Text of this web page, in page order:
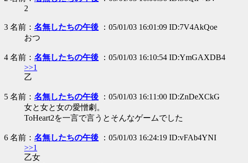
2
3 名前： 名無したちの午後 ：05/01/03 16:01:09 ID:7V4AkQoe
おつ
4 名前： 名無したちの午後 ：05/01/03 16:10:54 ID:YmGAXDB4
>>1
乙
5 名前： 名無したちの午後 ：05/01/03 16:11:00 ID:ZnDeXCkG
女と女と女の愛憎劇。
ToHeart2を一言で言うとそんなゲームでした
6 名前： 名無したちの午後 ：05/01/03 16:24:19 ID:vFAb4YNI
>>1
乙女